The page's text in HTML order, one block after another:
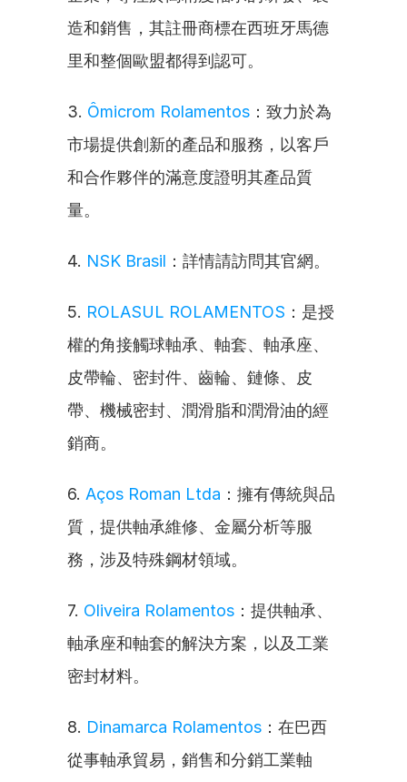
造和銷售，其註冊商標在西班牙馬德
里和整個歐盟都得到認可。
3. Ômicrom Rolamentos ：致力於為
市場提供創新的產品和服務，以客戶
和合作夥伴的滿意度證明其產品質
量。
4. NSK Brasil ：詳情請訪問其官網。
5. ROLASUL ROLAMENTOS ：是授
權的角接觸球軸承、軸套、軸承座、
皮帶輪、密封件、齒輪、鏈條、皮
帶、機械密封、潤滑脂和潤滑油的經
銷商。
6. Aços Roman Ltda ：擁有傳統與品
質，提供軸承維修、金屬分析等服
務，涉及特殊鋼材領域。
7. Oliveira Rolamentos ：提供軸承、
軸承座和軸套的解決方案，以及工業
密封材料。
8. Dinamarca Rolamentos ：在巴西
從事軸承貿易，銷售和分銷工業軸